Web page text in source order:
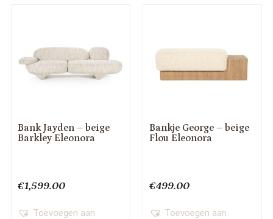
Bank Jayden – beige
Barkley Eleonora
€1,599.00
Toevoegen aan
Bankje George – beige
Flou Eleonora
€499.00
Toevoegen aan